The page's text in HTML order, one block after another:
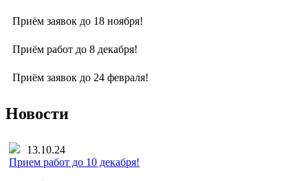
Приём заявок до 18 ноября!
Приём работ до 8 декабря!
Приём заявок до 24 февраля!
Новости
13.10.24
Прием работ до 10 декабря!